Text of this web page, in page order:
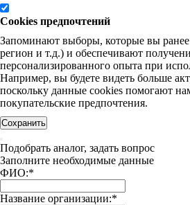
Cookies предпочтений
Запоминают выборы, которые вы ранее
регион и т.д.) и обеспечивают
персонализированного опыта при
Например, вы будете видеть больше
поскольку данные cookies помогают
покупательские предпочтения.
Сохранить
Подобрать аналог, задать вопрос
Заполните необходимые данные
ФИО:*
Название организации:*